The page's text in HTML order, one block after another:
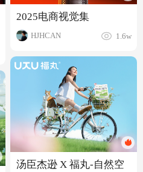
2025电商视觉集
HJHCAN 1.6w
汤臣杰逊 X 福丸-自然空